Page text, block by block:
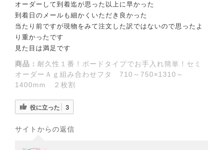
オーダーして到着迄が思った以上に早かった
到着日のメールも細かくいただき良かった
当たり前ですが現物をみて注文した訳ではないので思ったよ
り重かったです
見た目は満足です
商品： 耐久性１番！ボードタイプでお手入れ簡単！セミ
オーダーＡｇ組み合わせフタ 710～750×1310～
1400mm ２枚割
役に立った 3
サイトからの返信